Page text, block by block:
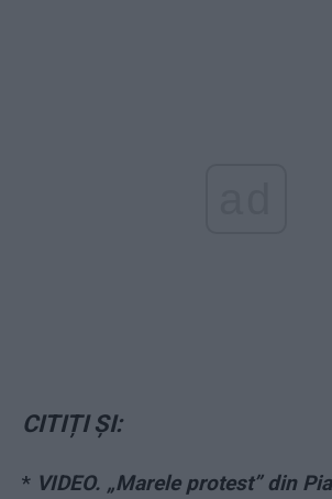
CITIȚI ȘI:
* VIDEO. „Marele protest” din